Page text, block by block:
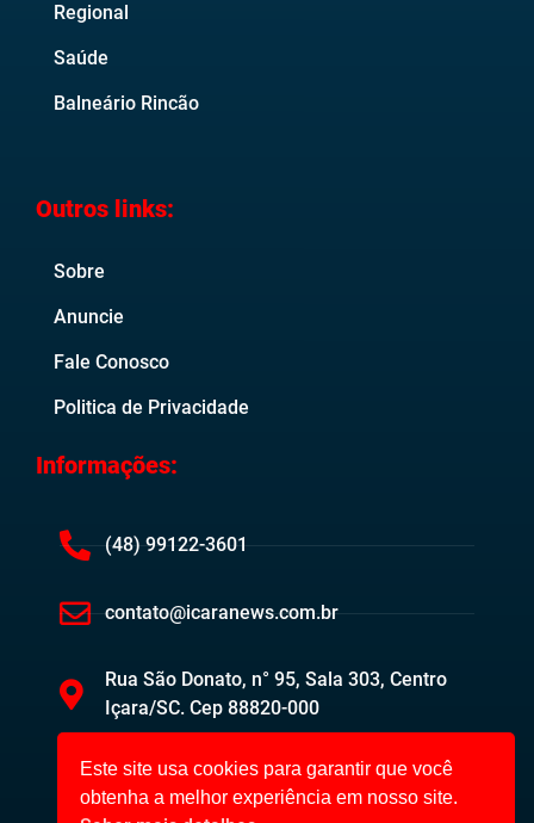
Regional
Saúde
Balneário Rincão
Outros links:
Sobre
Anuncie
Fale Conosco
Politica de Privacidade
Informações:
(48) 99122-3601
contato@icaranews.com.br
Rua São Donato, n° 95, Sala 303, Centro
Içara/SC. Cep 88820-000
Este site usa cookies para garantir que você
obtenha a melhor experiência em nosso site.